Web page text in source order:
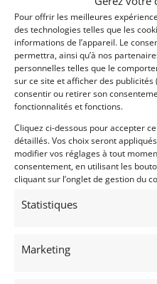
Pour offrir les meilleures
des technologies telles que les
informations de l’appareil. Le
permettra, ainsi qu’à nos
personnelles telles que le
sur ce site et afficher des publicités
consentir ou retirer son
fonctionnalités et fonctions.
Cliquez ci-dessous pour accepter
détaillés. Vos choix seront
modifier vos réglages à tout
consentement, en utilisant les
cliquant sur l’onglet de gestion du
Statistiques
Marketing
TR, Derondeau Aachen
-Arbre à cames amélioré
-Allumage électronique
-Nouveaux injecteurs
Bosch.
-Collecteurshoenix 6-3-1
-Refroidisseur d’huile
-Ventilateur Kenlowe
-Moteur de démarrage à
-4 vitesses avec Overdrive
Autres
Koni
-Batterie longue durée